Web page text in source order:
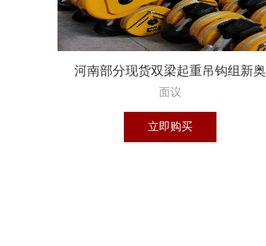
河南部分现货双梁起重吊钩组新奥
起重机械有限公
面议
立即购买